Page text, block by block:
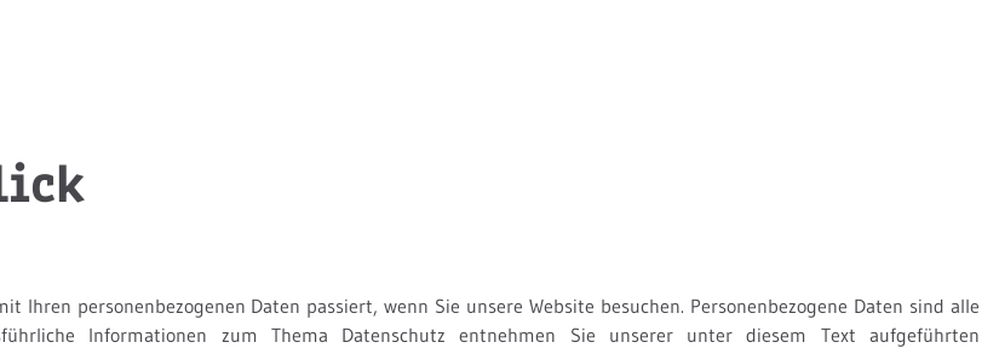
personenbezogenen Daten passiert, wenn Sie unsere Website besuchen. Personenbezogene Daten sind alle
Informationen zum Thema Datenschutz entnehmen Sie unserer unter diesem Text aufgeführten